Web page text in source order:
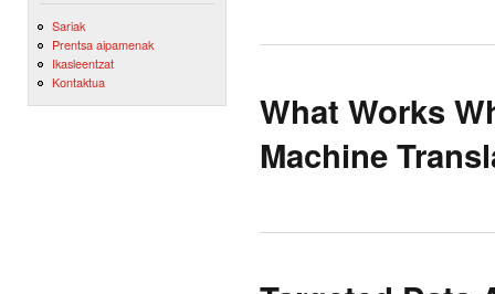
Sariak
Prentsa aipamenak
Ikasleentzat
Kontaktua
What Works
Machine